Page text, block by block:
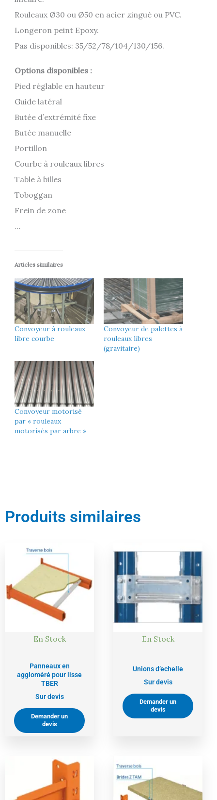
Rouleaux Ø30 ou Ø50 en acier zingué ou PVC.
Longeron peint Epoxy.
Pas disponibles: 35/52/78/104/130/156.
Options disponibles :
Pied réglable en hauteur
Guide latéral
Butée d’extrémité fixe
Butée manuelle
Portillon
Courbe à rouleaux libres
Table à billes
Toboggan
Frein de zone
…
Articles similaires
Convoyeur à rouleaux
libre courbe
Convoyeur de palettes à
rouleaux libres
(gravitaire)
Convoyeur motorisé
par « rouleaux
motorisés par arbre »
Produits similaires
En Stock
Panneaux en
aggloméré pour lisse
TBER
Sur devis
Demander un
devis
En Stock
Unions d’echelle
Sur devis
Demander un
devis